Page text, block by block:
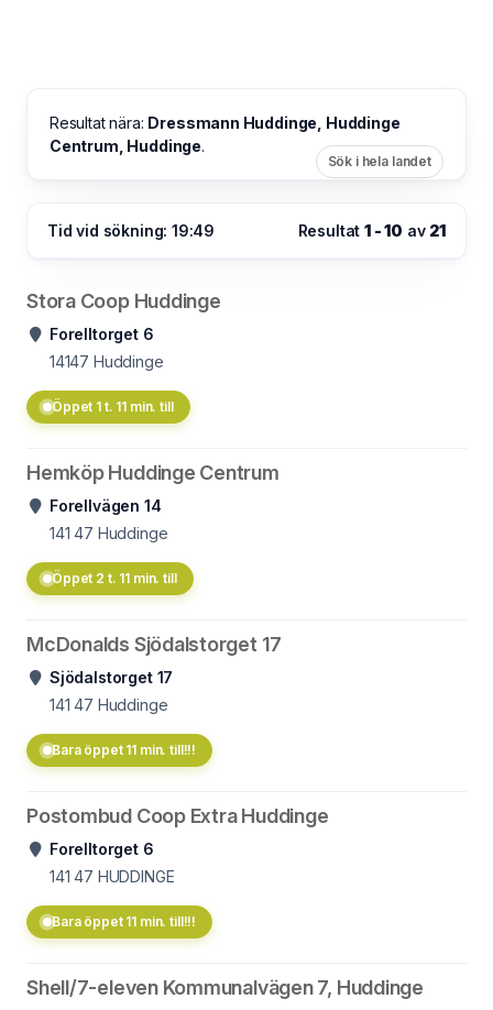
Resultat nära: Dressmann Huddinge, Huddinge
Centrum, Huddinge.
Sök i hela landet
Tid vid sökning: 19:49 Resultat1 - 10 av 21
Stora Coop Huddinge
Forelltorget 6
14147 Huddinge
Öppet 1 t. 11 min. till
Hemköp Huddinge Centrum
Forellvägen 14
141 47 Huddinge
Öppet 2 t. 11 min. till
McDonalds Sjödalstorget 17
Sjödalstorget 17
141 47 Huddinge
Bara öppet 11 min. till!!!
Postombud Coop Extra Huddinge
Forelltorget 6
141 47 HUDDINGE
Bara öppet 11 min. till!!!
Shell/7-eleven Kommunalvägen 7, Huddinge